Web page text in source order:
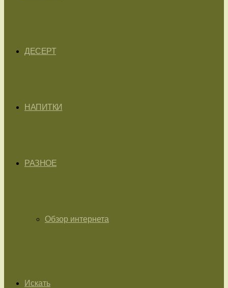
ДЕСЕРТ
НАПИТКИ
РАЗНОЕ
Обзор интернета
Искать